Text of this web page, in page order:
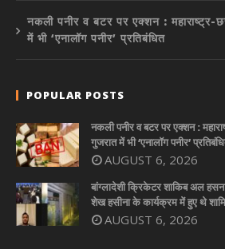
नकली पनीर व बटर पर एक्शन : महाराष्ट्र-
में भी ‘एनालॉग पनीर’ प्रतिबंधित
POPULAR POSTS
नकली पनीर व बटर पर एक्शन :
गुजरात में भी ‘एनालॉग पनीर’
AUGUST 6, 2026
बांग्लादेशी क्रिकेटर शाकिब अल
शेख हसीना के कार्यक्रम में हुए थे
AUGUST 6, 2026